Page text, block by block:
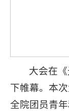
大会在
下帷幕。本
全院团员青